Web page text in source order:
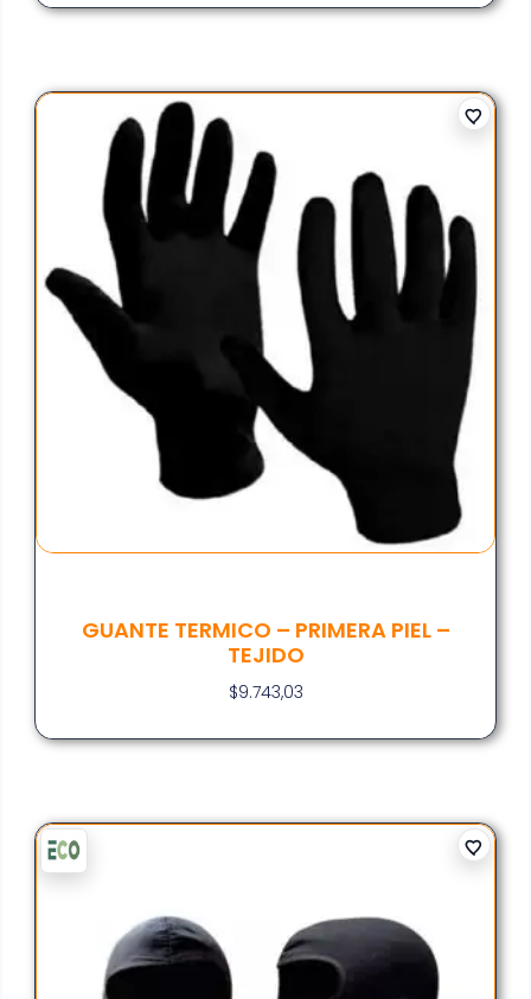
GUANTE TERMICO – PRIMERA PIEL –
TEJIDO
$9.743,03